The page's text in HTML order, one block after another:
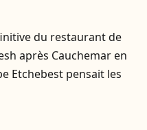
du restaurant de
après Cauchemar en
Etchebest pensait les